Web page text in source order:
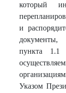
который
и
пункта 1.1
Указом